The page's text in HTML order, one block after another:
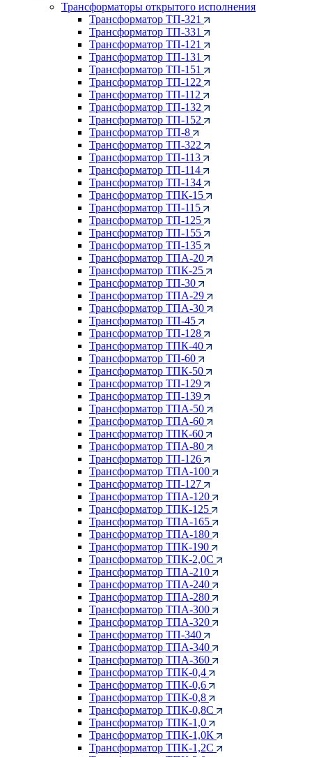
Трансформаторы открытого исполнения
Трансформатор ТП-321
Трансформатор ТП-331
Трансформатор ТП-121
Трансформатор ТП-131
Трансформатор ТП-151
Трансформатор ТП-122
Трансформатор ТП-112
Трансформатор ТП-132
Трансформатор ТП-152
Трансформатор ТП-8
Трансформатор ТП-322
Трансформатор ТП-113
Трансформатор ТП-114
Трансформатор ТП-134
Трансформатор ТПК-15
Трансформатор ТП-115
Трансформатор ТП-125
Трансформатор ТП-155
Трансформатор ТП-135
Трансформатор ТПА-20
Трансформатор ТПК-25
Трансформатор ТП-30
Трансформатор ТПА-29
Трансформатор ТПА-30
Трансформатор ТП-45
Трансформатор ТП-128
Трансформатор ТПК-40
Трансформатор ТП-60
Трансформатор ТПК-50
Трансформатор ТП-129
Трансформатор ТП-139
Трансформатор ТПА-50
Трансформатор ТПА-60
Трансформатор ТПК-60
Трансформатор ТПА-80
Трансформатор ТП-126
Трансформатор ТПА-100
Трансформатор ТП-127
Трансформатор ТПА-120
Трансформатор ТПК-125
Трансформатор ТПА-165
Трансформатор ТПА-180
Трансформатор ТПК-190
Трансформатор ТПК-2,0С
Трансформатор ТПА-210
Трансформатор ТПА-240
Трансформатор ТПА-280
Трансформатор ТПА-300
Трансформатор ТПА-320
Трансформатор ТП-340
Трансформатор ТПА-340
Трансформатор ТПА-360
Трансформатор ТПК-0,4
Трансформатор ТПК-0,6
Трансформатор ТПК-0,8
Трансформатор ТПК-0,8С
Трансформатор ТПК-1,0
Трансформатор ТПК-1,0К
Трансформатор ТПК-1,2С